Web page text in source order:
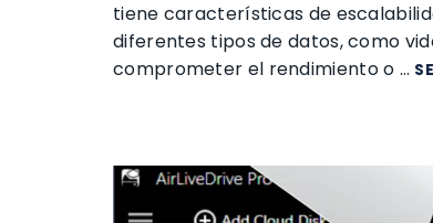
tiene características de
diferentes tipos de datos, como
comprometer el rendimiento o …